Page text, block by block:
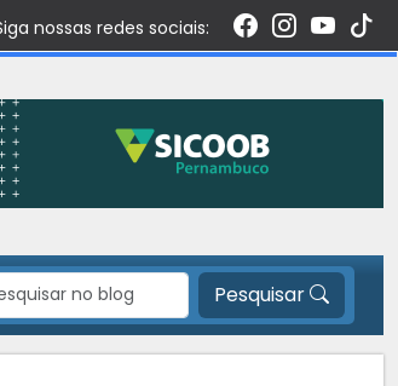
nossas redes sociais:
Pesquisar